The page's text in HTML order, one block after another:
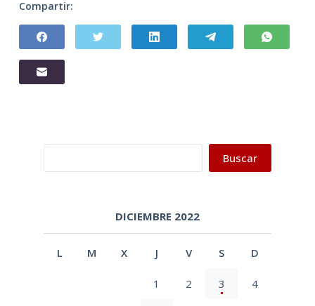
Compartir:
Buscar
DICIEMBRE 2022
L M X J V S D
1 2 3 4